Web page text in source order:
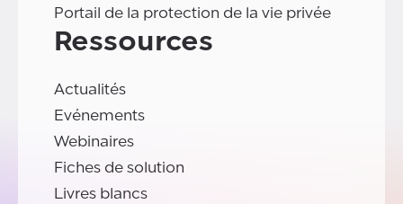
Portail de la protection de la vie privée
Ressources
Actualités
Evénements
Webinaires
Fiches de solution
Livres blancs